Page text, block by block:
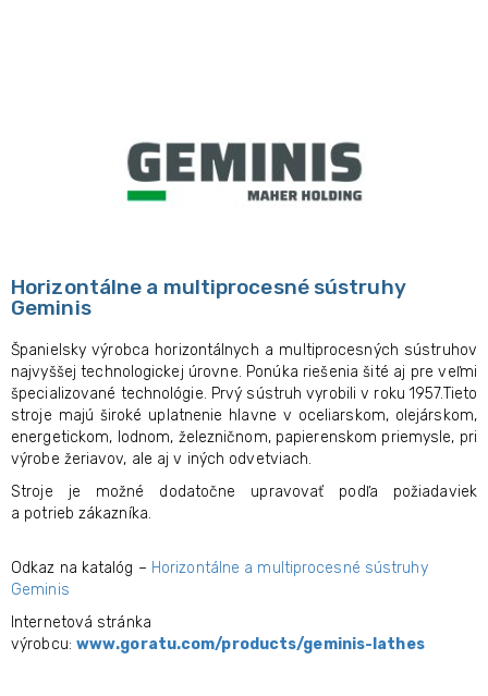
Horizontálne a multiprocesné sústruhy
Geminis
Španielsky výrobca horizontálnych a multiprocesných sústruhov
najvyššej technologickej úrovne. Ponúka riešenia šité aj pre veľmi
špecializované technológie. Prvý sústruh vyrobili v roku 1957.Tieto
stroje majú široké uplatnenie hlavne v oceliarskom, olejárskom,
energetickom, lodnom, železničnom, papierenskom priemysle, pri
výrobe žeriavov, ale aj v iných odvetviach.
Stroje je možné dodatočne upravovať podľa požiadaviek
a potrieb zákazníka.
Odkaz na katalóg – Horizontálne a multiprocesné sústruhy
Geminis
Internetová stránka
výrobcu: www.goratu.com/products/geminis-lathes